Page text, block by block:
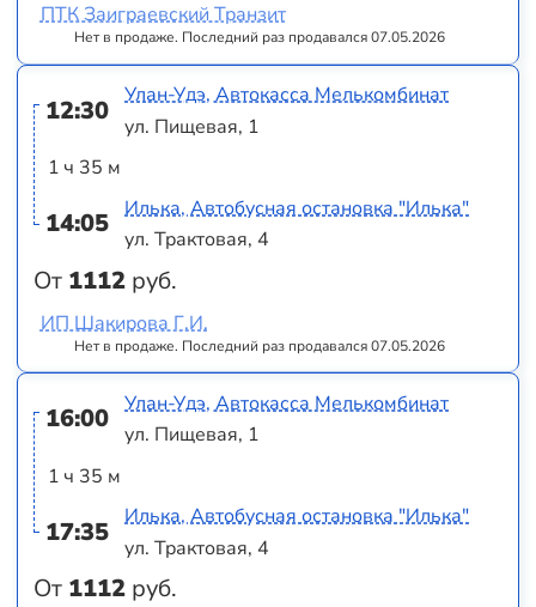
Нет в продаже. Последний раз продавался 07.05.2026
ПТК Заиграевский Транзит
12:30
1 ч 35 м
14:05
От 1112 руб.
Улан-Удэ, Автокасса Мелькомбинат
ул. Пищевая, 1
Илька, Автобусная остановка "Илька"
ул. Трактовая, 4
Нет в продаже. Последний раз продавался 07.05.2026
ИП Шакирова Г.И.
16:00
1 ч 35 м
17:35
От 1112 руб.
Улан-Удэ, Автокасса Мелькомбинат
ул. Пищевая, 1
Илька, Автобусная остановка "Илька"
ул. Трактовая, 4